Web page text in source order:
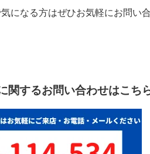
になる方はぜひお気軽にお問い
関するお問い合わせはこち